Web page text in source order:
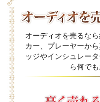
オーディオを売るな
カー、プレーヤーか
ッジやインシュレー
ら何で